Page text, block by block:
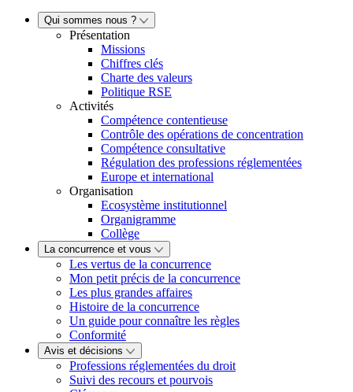
Qui sommes nous ?
Présentation
Missions
Chiffres clés
Charte des valeurs
Politique RSE
Activités
Compétence contentieuse
Contrôle des opérations de concentration
Compétence consultative
Régulation des professions réglementées
Europe et international
Organisation
Ecosystème institutionnel
Organigramme
Collège
La concurrence et vous
Les vertus de la concurrence
Mon petit précis de la concurrence
Les plus grandes affaires
Histoire de la concurrence
Un guide pour connaître les règles
Conformité
Avis et décisions
Professions réglementées du droit
Suivi des recours et pourvois